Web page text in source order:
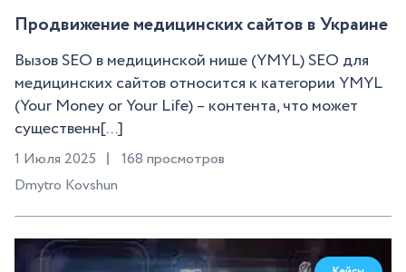
Продвижение медицинских сайтов в Украине
Вызов SEO в медицинской нише (YMYL) SEO для
медицинских сайтов относится к категории YMYL
(Your Money or Your Life) – контента, что может
существенн[...]
1 Июля 2025
168 просмотров
Dmytro Kovshun